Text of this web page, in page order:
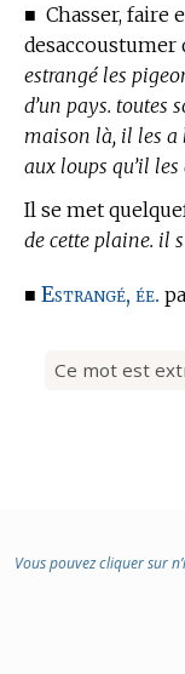
■ Chasser, faire
desaccoustumer
estrangé les
d’un pays. toutes
maison là, il les a
aux loups qu’il
Il se met
de cette plaine. il
■ Estrangé, ée.
Ce mot est
Vous pouvez cliquer sur